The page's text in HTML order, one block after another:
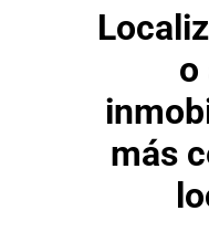
o
más